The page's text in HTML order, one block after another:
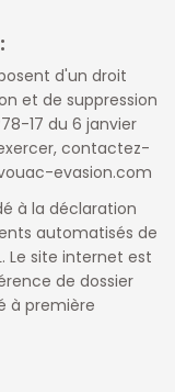
d'un droit
et de suppression
17 du 6 janvier
contactez-
evasion.com
à la déclaration
automatisés de
Le site internet est
de dossier
à première